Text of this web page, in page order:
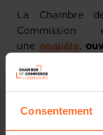
Consentement
La Chambre
une enquête,
des informations
mesures
courant 2026.
consacrées :